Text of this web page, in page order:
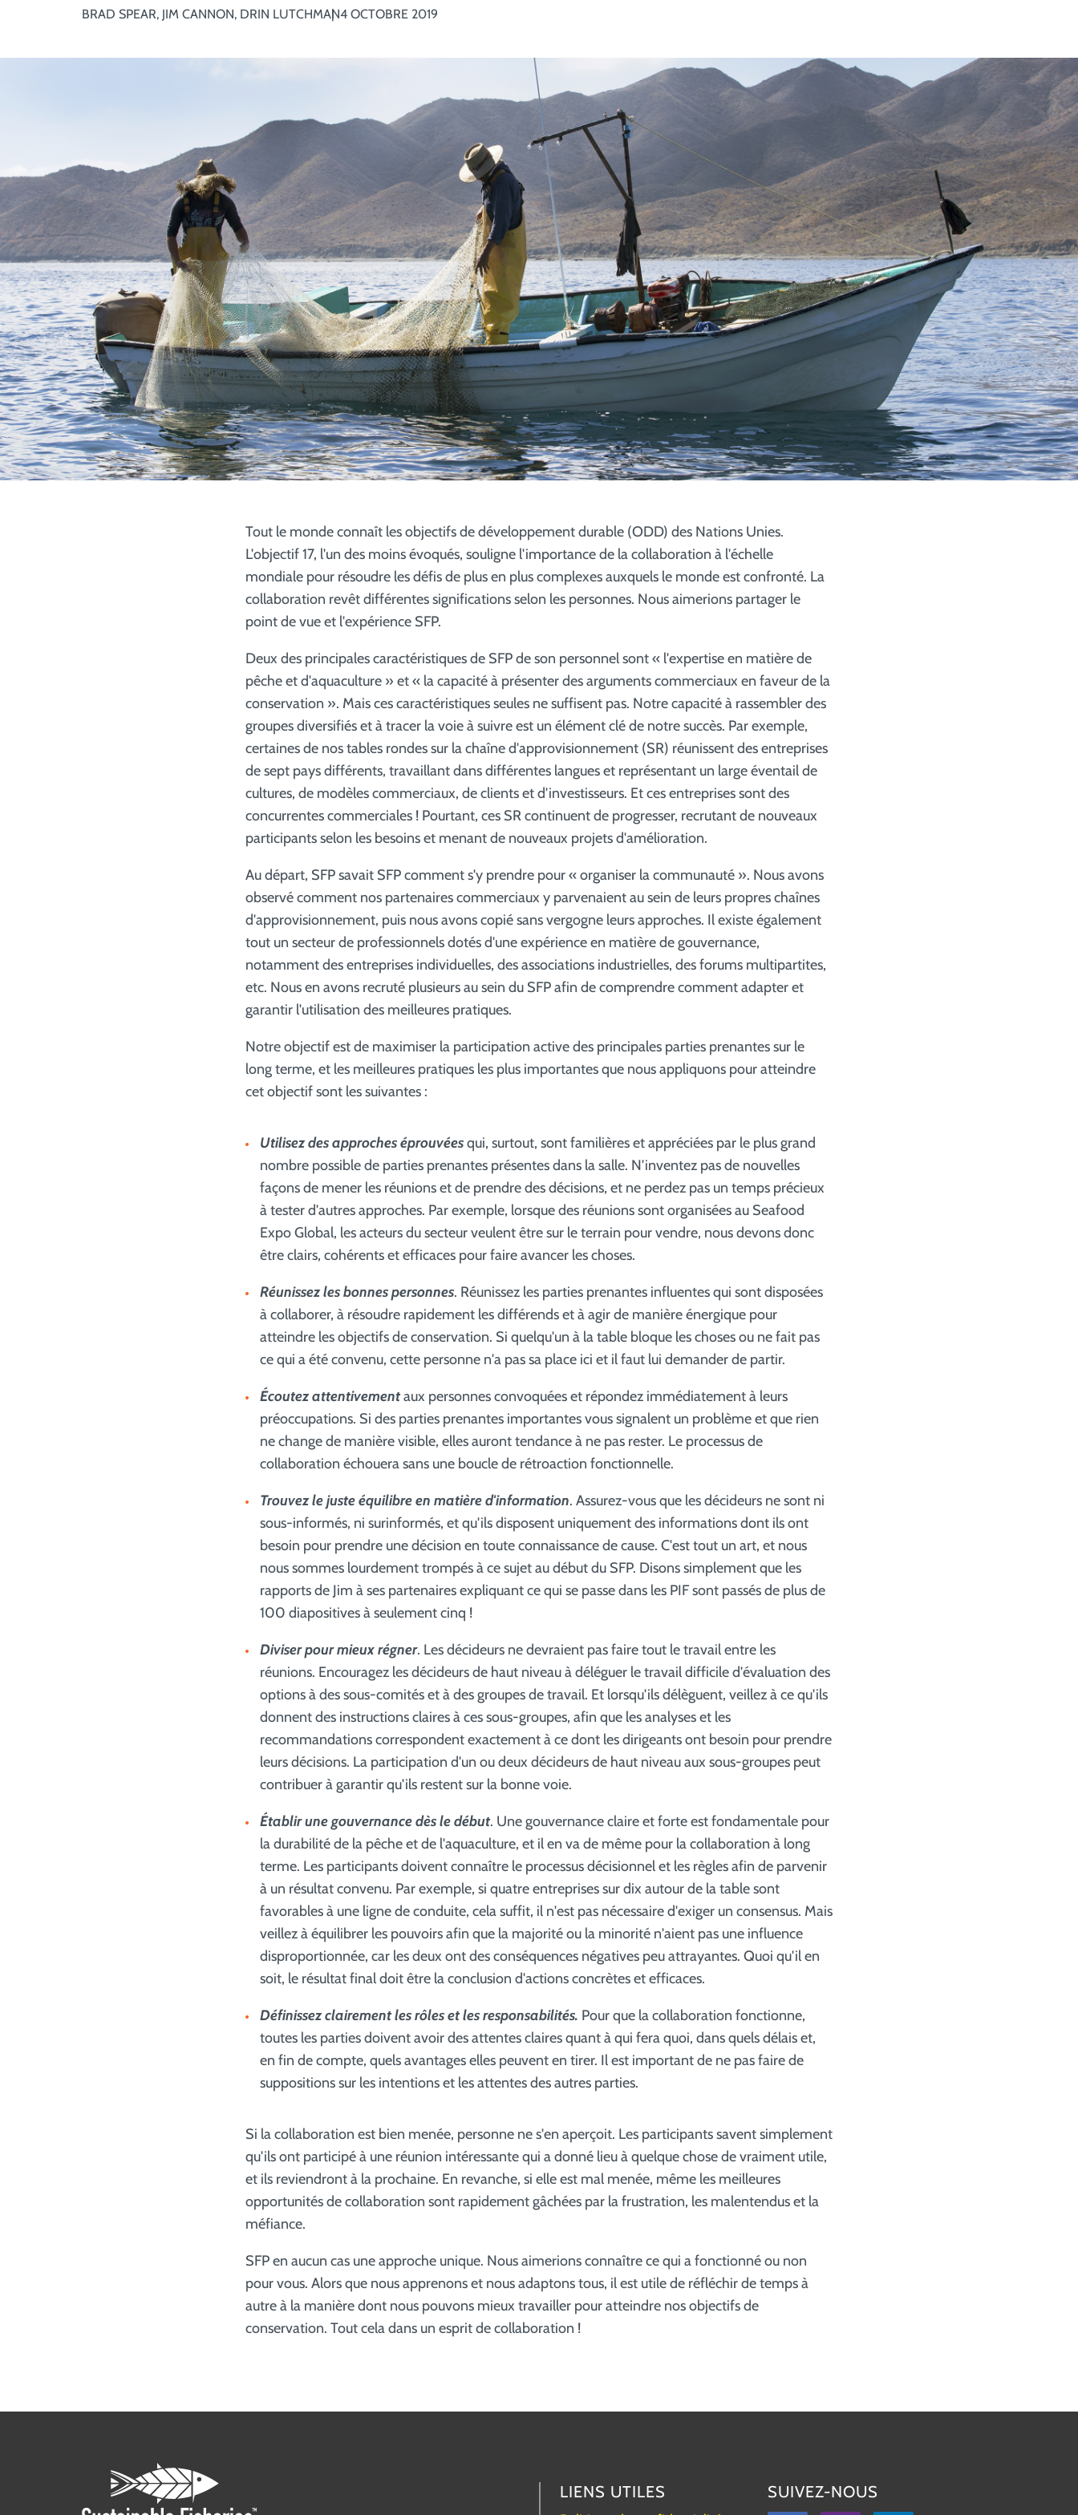
BRAD SPEAR, JIM CANNON, DRIN LUTCHMAN4 OCTOBRE 2019
Tout le monde connaît les objectifs de développement durable (ODD) des Nations Unies.
L'objectif 17, l'un des moins évoqués, souligne l'importance de la collaboration à l'échelle
mondiale pour résoudre les défis de plus en plus complexes auxquels le monde est confronté. La
collaboration revêt différentes significations selon les personnes. Nous aimerions partager le
point de vue et l'expérience SFP.
Deux des principales caractéristiques de SFP de son personnel sont « l'expertise en matière de
pêche et d'aquaculture » et « la capacité à présenter des arguments commerciaux en faveur de la
conservation ». Mais ces caractéristiques seules ne suffisent pas. Notre capacité à rassembler des
groupes diversifiés et à tracer la voie à suivre est un élément clé de notre succès. Par exemple,
certaines de nos tables rondes sur la chaîne d'approvisionnement (SR) réunissent des entreprises
de sept pays différents, travaillant dans différentes langues et représentant un large éventail de
cultures, de modèles commerciaux, de clients et d'investisseurs. Et ces entreprises sont des
concurrentes commerciales ! Pourtant, ces SR continuent de progresser, recrutant de nouveaux
participants selon les besoins et menant de nouveaux projets d'amélioration.
Au départ, SFP savait SFP comment s'y prendre pour « organiser la communauté ». Nous avons
observé comment nos partenaires commerciaux y parvenaient au sein de leurs propres chaînes
d'approvisionnement, puis nous avons copié sans vergogne leurs approches. Il existe également
tout un secteur de professionnels dotés d'une expérience en matière de gouvernance,
notamment des entreprises individuelles, des associations industrielles, des forums multipartites,
etc. Nous en avons recruté plusieurs au sein du SFP afin de comprendre comment adapter et
garantir l'utilisation des meilleures pratiques.
Notre objectif est de maximiser la participation active des principales parties prenantes sur le
long terme, et les meilleures pratiques les plus importantes que nous appliquons pour atteindre
cet objectif sont les suivantes :
Utilisez des approches éprouvéesqui, surtout, sont familières et appréciées par le plus grand
nombre possible de parties prenantes présentes dans la salle. N'inventez pas de nouvelles
façons de mener les réunions et de prendre des décisions, et ne perdez pas un temps précieux
à tester d'autres approches. Par exemple, lorsque des réunions sont organisées au Seafood
Expo Global, les acteurs du secteur veulent être sur le terrain pour vendre, nous devons donc
être clairs, cohérents et efficaces pour faire avancer les choses.
Réunissez les bonnes personnes. Réunissez les parties prenantes influentes qui sont disposées
à collaborer, à résoudre rapidement les différends et à agir de manière énergique pour
atteindre les objectifs de conservation. Si quelqu'un à la table bloque les choses ou ne fait pas
ce qui a été convenu, cette personne n'a pas sa place ici et il faut lui demander de partir.
Écoutez attentivementaux personnes convoquées et répondez immédiatement à leurs
préoccupations. Si des parties prenantes importantes vous signalent un problème et que rien
ne change de manière visible, elles auront tendance à ne pas rester. Le processus de
collaboration échouera sans une boucle de rétroaction fonctionnelle.
Trouvez le juste équilibre en matière d'information. Assurez-vous que les décideurs ne sont ni
sous-informés, ni surinformés, et qu'ils disposent uniquement des informations dont ils ont
besoin pour prendre une décision en toute connaissance de cause. C'est tout un art, et nous
nous sommes lourdement trompés à ce sujet au début du SFP. Disons simplement que les
rapports de Jim à ses partenaires expliquant ce qui se passe dans les PIF sont passés de plus de
100 diapositives à seulement cinq !
Diviser pour mieux régner. Les décideurs ne devraient pas faire tout le travail entre les
réunions. Encouragez les décideurs de haut niveau à déléguer le travail difficile d'évaluation des
options à des sous-comités et à des groupes de travail. Et lorsqu'ils délèguent, veillez à ce qu'ils
donnent des instructions claires à ces sous-groupes, afin que les analyses et les
recommandations correspondent exactement à ce dont les dirigeants ont besoin pour prendre
leurs décisions. La participation d'un ou deux décideurs de haut niveau aux sous-groupes peut
contribuer à garantir qu'ils restent sur la bonne voie.
Établir une gouvernance dès le début. Une gouvernance claire et forte est fondamentale pour
la durabilité de la pêche et de l'aquaculture, et il en va de même pour la collaboration à long
terme. Les participants doivent connaître le processus décisionnel et les règles afin de parvenir
à un résultat convenu. Par exemple, si quatre entreprises sur dix autour de la table sont
favorables à une ligne de conduite, cela suffit, il n'est pas nécessaire d'exiger un consensus. Mais
veillez à équilibrer les pouvoirs afin que la majorité ou la minorité n'aient pas une influence
disproportionnée, car les deux ont des conséquences négatives peu attrayantes. Quoi qu'il en
soit, le résultat final doit être la conclusion d'actions concrètes et efficaces.
Définissez clairement les rôles et les responsabilités. Pour que la collaboration fonctionne,
toutes les parties doivent avoir des attentes claires quant à qui fera quoi, dans quels délais et,
en fin de compte, quels avantages elles peuvent en tirer. Il est important de ne pas faire de
suppositions sur les intentions et les attentes des autres parties.
Si la collaboration est bien menée, personne ne s'en aperçoit. Les participants savent simplement
qu'ils ont participé à une réunion intéressante qui a donné lieu à quelque chose de vraiment utile,
et ils reviendront à la prochaine. En revanche, si elle est mal menée, même les meilleures
opportunités de collaboration sont rapidement gâchées par la frustration, les malentendus et la
méfiance.
SFP en aucun cas une approche unique. Nous aimerions connaître ce qui a fonctionné ou non
pour vous. Alors que nous apprenons et nous adaptons tous, il est utile de réfléchir de temps à
autre à la manière dont nous pouvons mieux travailler pour atteindre nos objectifs de
conservation. Tout cela dans un esprit de collaboration !
LIENS UTILES SUIVEZ-NOUS